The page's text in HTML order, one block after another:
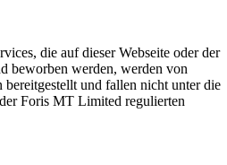
die auf dieser Webseite oder der
beworben werden, werden von
bereitgestellt und fallen nicht unter die
Foris MT Limited regulierten